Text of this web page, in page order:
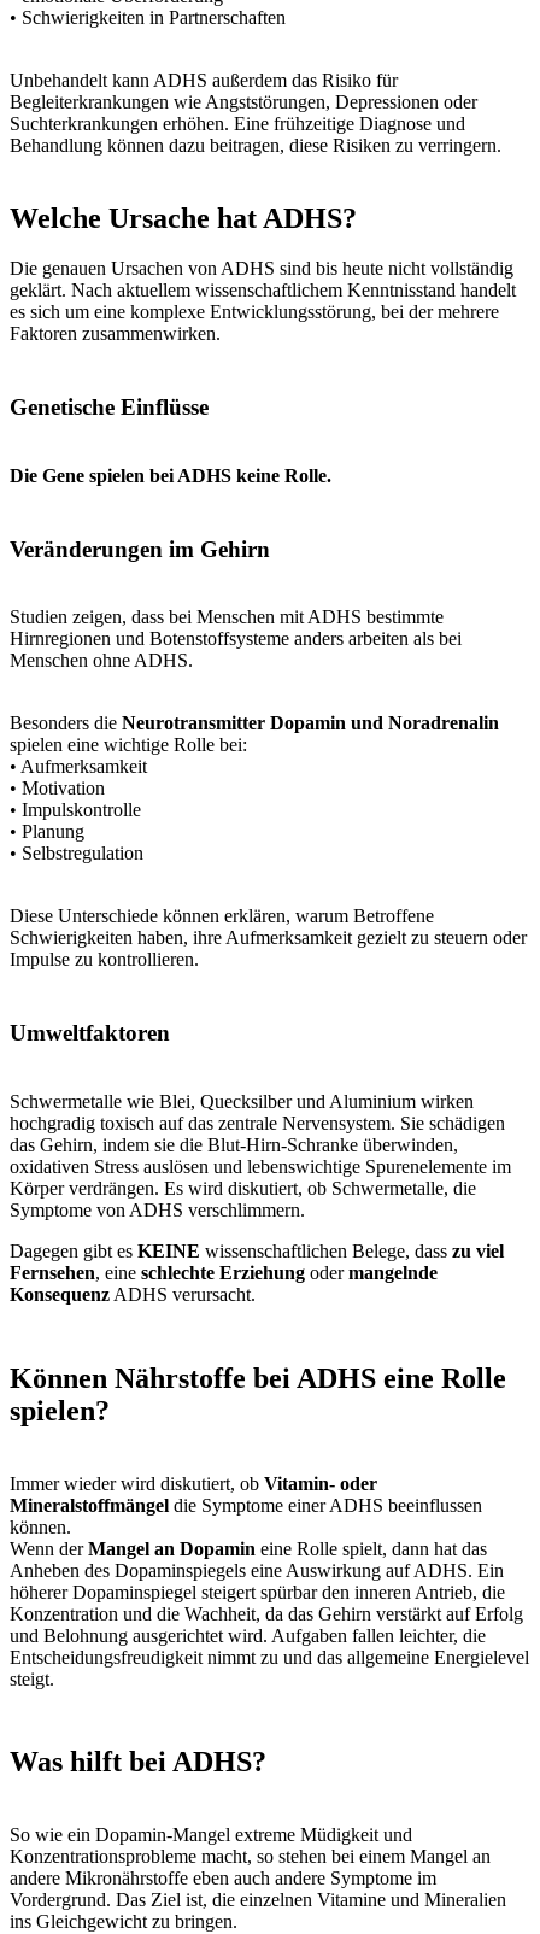
• Schwierigkeiten in Partnerschaften
Unbehandelt kann ADHS außerdem das Risiko für
Begleiterkrankungen wie Angststörungen, Depressionen oder
Suchterkrankungen erhöhen. Eine frühzeitige Diagnose und
Behandlung können dazu beitragen, diese Risiken zu verringern.
Welche Ursache hat ADHS?
Die genauen Ursachen von ADHS sind bis heute nicht vollständig
geklärt. Nach aktuellem wissenschaftlichem Kenntnisstand handelt
es sich um eine komplexe Entwicklungsstörung, bei der mehrere
Faktoren zusammenwirken.
Genetische Einflüsse
Die Gene spielen bei ADHS keine Rolle.
Veränderungen im Gehirn
Studien zeigen, dass bei Menschen mit ADHS bestimmte
Hirnregionen und Botenstoffsysteme anders arbeiten als bei
Menschen ohne ADHS.
Besonders die Neurotransmitter Dopamin und Noradrenalin
spielen eine wichtige Rolle bei:
• Aufmerksamkeit
• Motivation
• Impulskontrolle
• Planung
• Selbstregulation
Diese Unterschiede können erklären, warum Betroffene
Schwierigkeiten haben, ihre Aufmerksamkeit gezielt zu steuern oder
Impulse zu kontrollieren.
Umweltfaktoren
Schwermetalle wie Blei, Quecksilber und Aluminium wirken
hochgradig toxisch auf das zentrale Nervensystem. Sie schädigen
das Gehirn, indem sie die Blut-Hirn-Schranke überwinden,
oxidativen Stress auslösen und lebenswichtige Spurenelemente im
Körper verdrängen. Es wird diskutiert, ob Schwermetalle, die
Symptome von ADHS verschlimmern.
Dagegen gibt es KEINE wissenschaftlichen Belege, dass zu viel
Fernsehen, eine schlechte Erziehung odermangelnde
Konsequenz ADHS verursacht.
Können Nährstoffe bei ADHS eine Rolle
spielen?
Immer wieder wird diskutiert, ob Vitamin- oder
Mineralstoffmängel die Symptome einer ADHS beeinflussen
können.
Wenn derMangel an Dopamin eine Rolle spielt, dann hat das
Anheben des Dopaminspiegels eine Auswirkung auf ADHS. Ein
höherer Dopaminspiegel steigert spürbar den inneren Antrieb, die
Konzentration und die Wachheit, da das Gehirn verstärkt auf Erfolg
und Belohnung ausgerichtet wird. Aufgaben fallen leichter, die
Entscheidungsfreudigkeit nimmt zu und das allgemeine Energielevel
steigt.
Was hilft bei ADHS?
So wie ein Dopamin-Mangel extreme Müdigkeit und
Konzentrationsprobleme macht, so stehen bei einem Mangel an
andere Mikronährstoffe eben auch andere Symptome im
Vordergrund. Das Ziel ist, die einzelnen Vitamine und Mineralien
ins Gleichgewicht zu bringen.